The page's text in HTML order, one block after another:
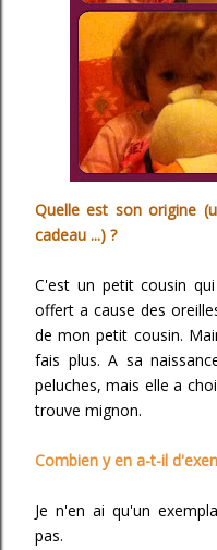
Quelle est son origine
cadeau ...) ?
C'est un petit cousin
offert a cause des
de mon petit cousin.
fais plus. A sa
peluches, mais elle a
trouve mignon.
Combien y en a-t-il
Je n'en ai qu'un
pas.